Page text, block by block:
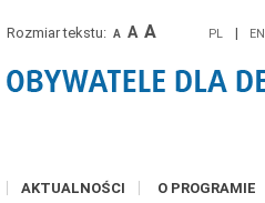
Rozmiar tekstu: A A A PL | EN
AKTUALNOŚCI O PROGRAMIE